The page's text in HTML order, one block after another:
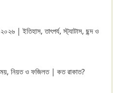
| ইতিহাস, তাৎপর্য, স্ট্যাটাস, ছন্দ ও
সময়, নিয়ত ও ফজিলত | কত রাকাত?